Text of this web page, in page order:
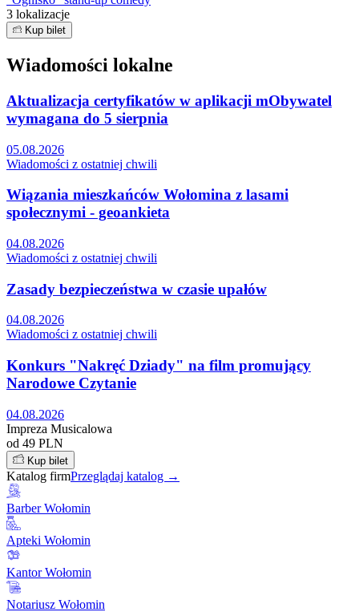
3 lokalizacje
Kup bilet
Wiadomości lokalne
Aktualizacja certyfikatów w aplikacji mObywatel
wymagana do 5 sierpnia
05.08.2026
Wiadomości z ostatniej chwili
Wiązania mieszkańców Wołomina z lasami
społecznymi - geoankieta
04.08.2026
Wiadomości z ostatniej chwili
Zasady bezpieczeństwa w czasie upałów
04.08.2026
Wiadomości z ostatniej chwili
Konkurs "Nakręć Dziady" na film promujący
Narodowe Czytanie
04.08.2026
Impreza Musicalowa
od 49 PLN
Kup bilet
Katalog firmPrzeglądaj katalog →
Barber Wołomin
Apteki Wołomin
Kantor Wołomin
Notariusz Wołomin